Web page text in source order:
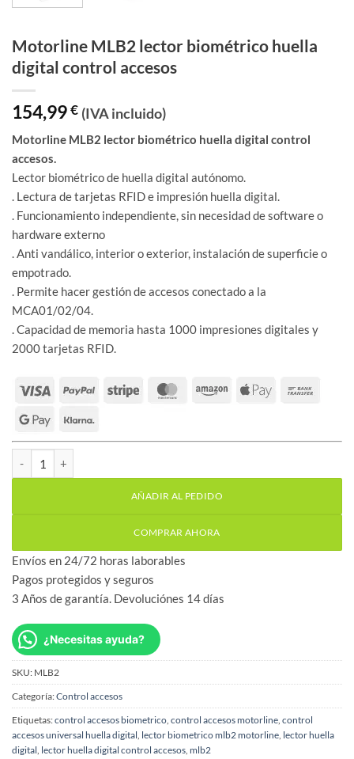
Motorline MLB2 lector biométrico huella
digital control accesos
154,99€ (IVA incluido)
Motorline MLB2 lector biométrico huella digital control
accesos.
Lector biométrico de huella digital autónomo.
. Lectura de tarjetas RFID e impresión huella digital.
. Funcionamiento independiente, sin necesidad de software o
hardware externo
. Anti vandálico, interior o exterior, instalación de superficie o
empotrado.
. Permite hacer gestión de accesos conectado a la
MCA01/02/04.
. Capacidad de memoria hasta 1000 impresiones digitales y
2000 tarjetas RFID.
Motorline MLB2 lector biométrico huella digital control accesos
AÑADIR AL PEDIDO
COMPRAR AHORA
Envíos en 24/72 horas laborables
Pagos protegidos y seguros
3 Años de garantía. Devoluciónes 14 días
¿Necesitas ayuda?
SKU: MLB2
Categoría:Control accesos
Etiquetas:control accesos biometrico control accesos motorline control
accesos universal huella digital lector biometrico mlb2 motorline lector huella
digital lector huella digital control accesos mlb2